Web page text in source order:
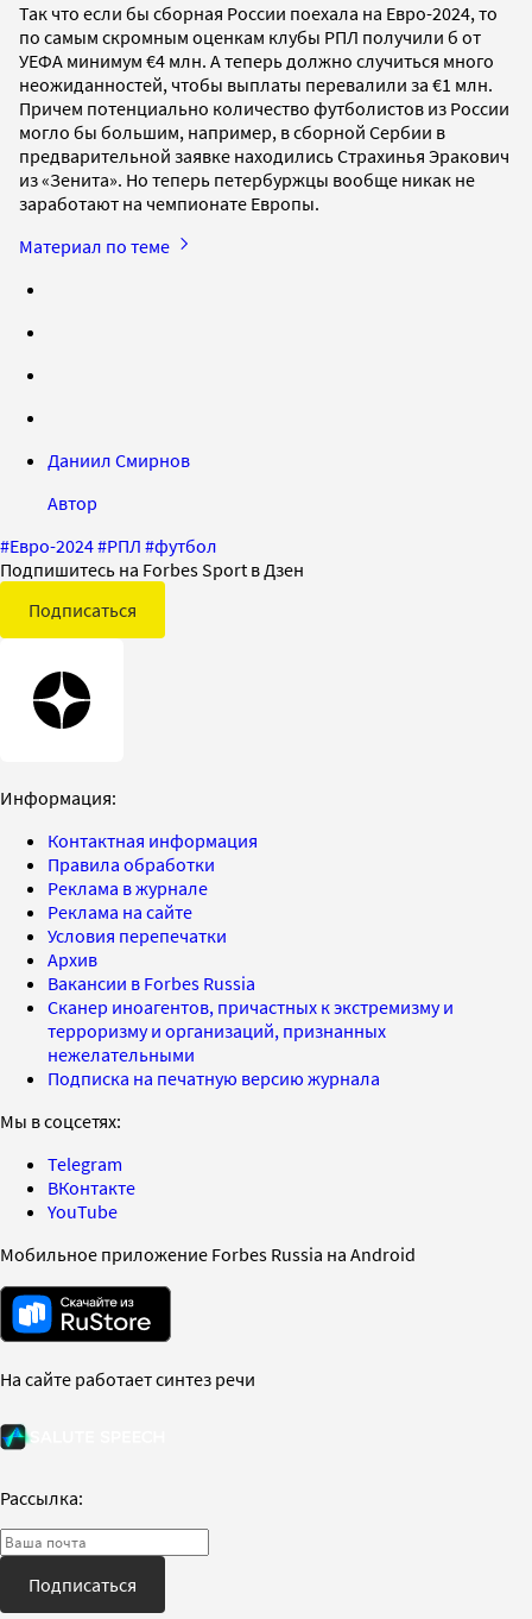
Так что если бы сборная России поехала на Евро-2024, то
по самым скромным оценкам клубы РПЛ получили б от
УЕФА минимум €4 млн. А теперь должно случиться много
неожиданностей, чтобы выплаты перевалили за €1 млн.
Причем потенциально количество футболистов из России
могло бы большим, например, в сборной Сербии в
предварительной заявке находились Страхинья Эракович
из «Зенита». Но теперь петербуржцы вообще никак не
заработают на чемпионате Европы.
Материал по теме
Даниил Смирнов
Автор
#Евро-2024#РПЛ #футбол
Подпишитесь на Forbes Sport в Дзен
Подписаться
Информация:
Контактная информация
Правила обработки
Реклама в журнале
Реклама на сайте
Условия перепечатки
Архив
Вакансии в Forbes Russia
Сканер иноагентов, причастных к экстремизму и
терроризму и организаций, признанных
нежелательными
Подписка на печатную версию журнала
Мы в соцсетях:
Telegram
ВКонтакте
YouTube
Мобильное приложение Forbes Russia на Android
На сайте работает синтез речи
Рассылка:
Подписаться